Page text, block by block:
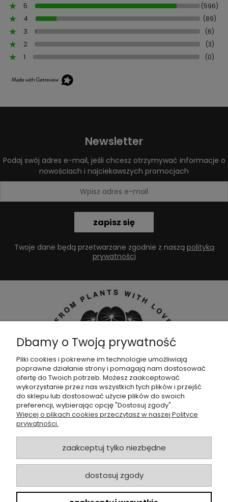
5
(596)
4 (89)
3 (6)
2 (3)
1 (0)
Newsletter
Podaj swój adres e-mail, jeśli chcesz otrzymywać informacje o
nowościach i najciekawszych promocjach
zapisz się
Twoje dane będą przetwarzane zgodnie z naszą polityką
prywatności
Dołącz do naszejgrupy facebookowej !
POMOC
SKLEP
Dbamy o Twoją prywatność
Pliki cookies i pokrewne im technologie umożliwiają
poprawne działanie strony i pomagają nam dostosować
ofertę do Twoich potrzeb. Możesz zaakceptować
wykorzystanie przez nas wszystkich tych plików i przejść
do sklepu lub dostosować użycie plików do swoich
preferencji, wybierając opcję "Dostosuj zgody".
Więcej o plikach cookies przeczytasz w naszej Polityce
prywatności.
zaakceptuj tylko niezbędne
dostosuj zgody